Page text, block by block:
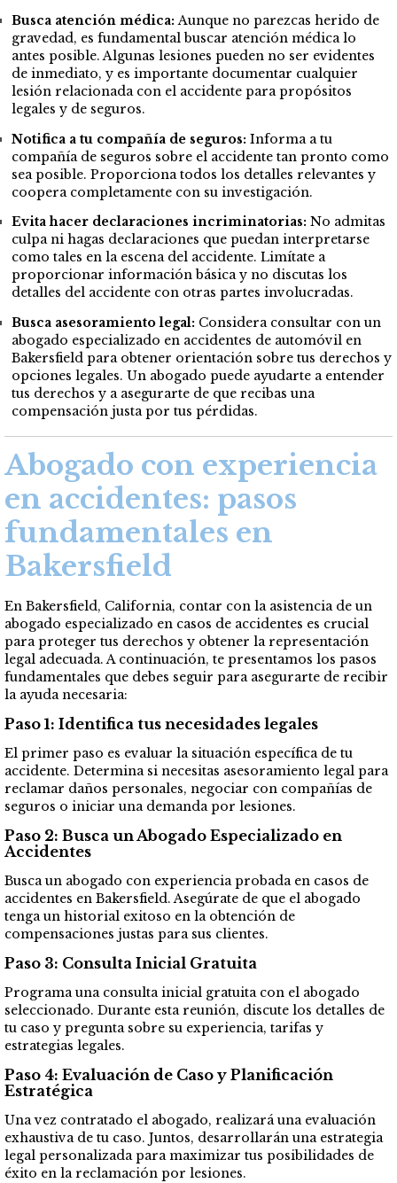
Busca atención médica:Aunque no parezcas herido de
gravedad, es fundamental buscar atención médica lo
antes posible. Algunas lesiones pueden no ser evidentes
de inmediato, y es importante documentar cualquier
lesión relacionada con el accidente para propósitos
legales y de seguros.
Notifica a tu compañía de seguros: Informa a tu
compañía de seguros sobre el accidente tan pronto como
sea posible. Proporciona todos los detalles relevantes y
coopera completamente con su investigación.
Evita hacer declaraciones incriminatorias: No admitas
culpa ni hagas declaraciones que puedan interpretarse
como tales en la escena del accidente. Limítate a
proporcionar información básica y no discutas los
detalles del accidente con otras partes involucradas.
Busca asesoramiento legal: Considera consultar con un
abogado especializado en accidentes de automóvil en
Bakersfield para obtener orientación sobre tus derechos y
opciones legales. Un abogado puede ayudarte a entender
tus derechos y a asegurarte de que recibas una
compensación justa por tus pérdidas.
Abogado con experiencia
en accidentes: pasos
fundamentales en
Bakersfield
En Bakersfield, California, contar con la asistencia de un
abogado especializado en casos de accidentes es crucial
para proteger tus derechos y obtener la representación
legal adecuada. A continuación, te presentamos los pasos
fundamentales que debes seguir para asegurarte de recibir
la ayuda necesaria:
Paso 1: Identifica tus necesidades legales
El primer paso es evaluar la situación específica de tu
accidente. Determina si necesitas asesoramiento legal para
reclamar daños personales, negociar con compañías de
seguros o iniciar una demanda por lesiones.
Paso 2: Busca un Abogado Especializado en
Accidentes
Busca un abogado con experiencia probada en casos de
accidentes en Bakersfield. Asegúrate de que el abogado
tenga un historial exitoso en la obtención de
compensaciones justas para sus clientes.
Paso 3: Consulta Inicial Gratuita
Programa una consulta inicial gratuita con el abogado
seleccionado. Durante esta reunión, discute los detalles de
tu caso y pregunta sobre su experiencia, tarifas y
estrategias legales.
Paso 4: Evaluación de Caso y Planificación
Estratégica
Una vez contratado el abogado, realizará una evaluación
exhaustiva de tu caso. Juntos, desarrollarán una estrategia
legal personalizada para maximizar tus posibilidades de
éxito en la reclamación por lesiones.